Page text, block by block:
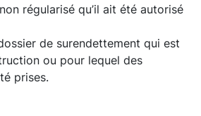
régularisé qu’il ait été autorisé
de surendettement qui est
ou pour lequel des
prises.